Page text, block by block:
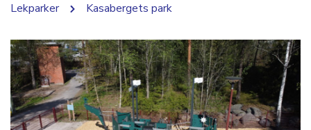
Lekparker
Kasabergets park